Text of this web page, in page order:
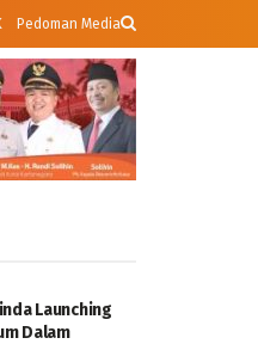
Pedoman Media
Launching
Dalam